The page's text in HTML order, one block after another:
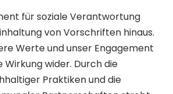
für soziale Verantwortung
von Vorschriften hinaus.
Werte und unser Engagement
Wirkung wider. Durch die
Praktiken und die